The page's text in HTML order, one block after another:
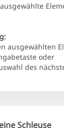
ausgewählten
oder
des
Schleuse